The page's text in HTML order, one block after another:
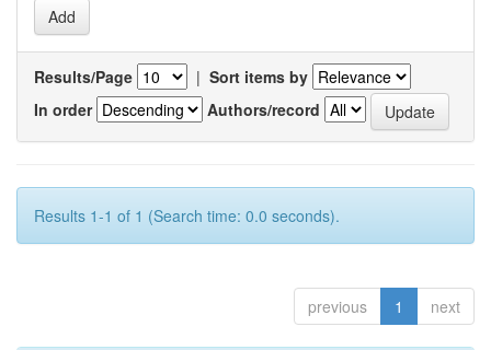
Results/Page | Sort items by
In order
Authors/record
Results 1-1 of 1 (Search time: 0.0 seconds).
previous 1 next